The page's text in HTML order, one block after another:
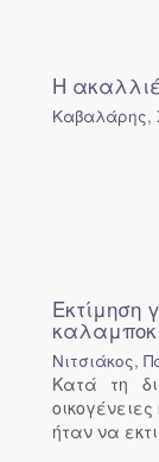
Η
Καβαλάρης,
Εκτίμηση
Νιτσιάκος,
Κατά τη
ήταν να